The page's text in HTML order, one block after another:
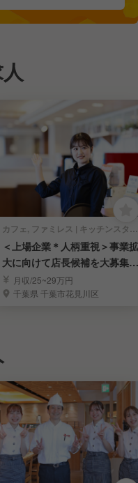
カフェ, ファミレス | キッチンスタッフ
＜上場企業＊人柄重視＞事業拡
大に向けて店長候補を大募集！
｜福利厚生充実
月収/25~29万円
千葉県 千葉市花見川区